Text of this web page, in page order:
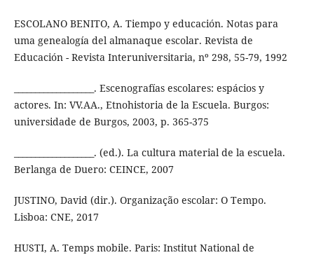
ESCOLANO BENITO, A. Tiempo y educación. Notas para
uma genealogía del almanaque escolar. Revista de
Educación - Revista Interuniversitaria, nº 298, 55-79, 1992
___________________. Escenografías escolares: espácios y
actores. In: VV.AA., Etnohistoria de la Escuela. Burgos:
universidade de Burgos, 2003, p. 365-375
___________________. (ed.). La cultura material de la escuela.
Berlanga de Duero: CEINCE, 2007
JUSTINO, David (dir.). Organização escolar: O Tempo.
Lisboa: CNE, 2017
HUSTI, A. Temps mobile. Paris: Institut National de